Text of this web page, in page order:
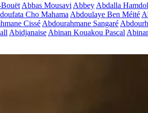
Abbas Mousavi Abbey Abdalla
Cho Mahama Abdoulaye Ben Méité
Cissé Abdourahmane Sangaré
Abidjanaise Abinan Kouakou Pascal